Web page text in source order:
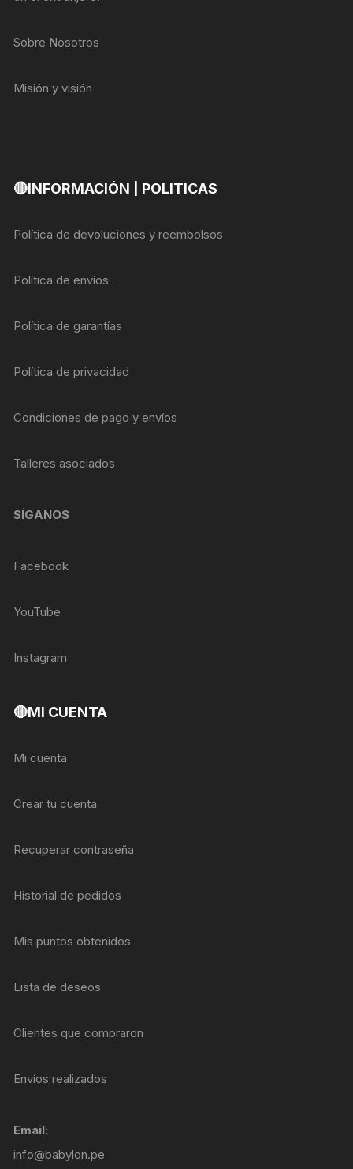
Sobre Nosotros
Misión y visión
🔴INFORMACIÓN | POLITICAS
Política de devoluciones y reembolsos
Política de envíos
Política de garantías
Política de privacidad
Condiciones de pago y envíos
Talleres asociados
SÍGANOS
Facebook
YouTube
Instagram
🔴MI CUENTA
Mi cuenta
Crear tu cuenta
Recuperar contraseña
Historial de pedidos
Mis puntos obtenidos
Lista de deseos
Clientes que compraron
Envíos realizados
Email:
info@babylon.pe